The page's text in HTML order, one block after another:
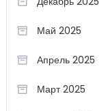
Май 2025
Апрель 2025
Март 2025